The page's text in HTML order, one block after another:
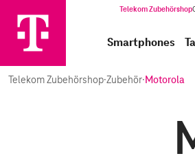
Telekom Zubehörshop
Smartphones
Telekom Zubehörshop·Zubehör·Motorola